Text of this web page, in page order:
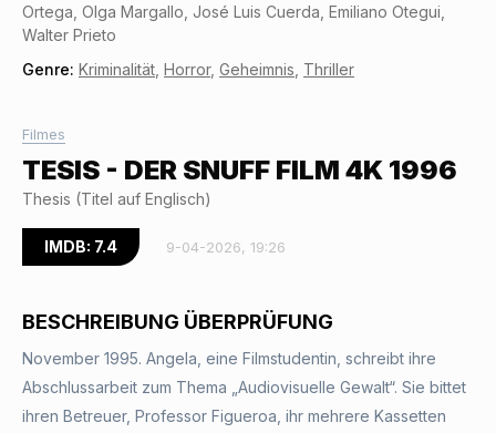
Ortega, Olga Margallo, José Luis Cuerda, Emiliano Otegui,
Walter Prieto
Genre: Kriminalität Horror, Geheimnis Thriller
Filmes
TESIS - DER SNUFF FILM 4K 1996
Thesis (Titel auf Englisch)
IMDB: 7.4 9-04-2026, 19:26
BESCHREIBUNG ÜBERPRÜFUNG
November 1995. Angela, eine Filmstudentin, schreibt ihre
Abschlussarbeit zum Thema „Audiovisuelle Gewalt“. Sie bittet
ihren Betreuer, Professor Figueroa, ihr mehrere Kassetten